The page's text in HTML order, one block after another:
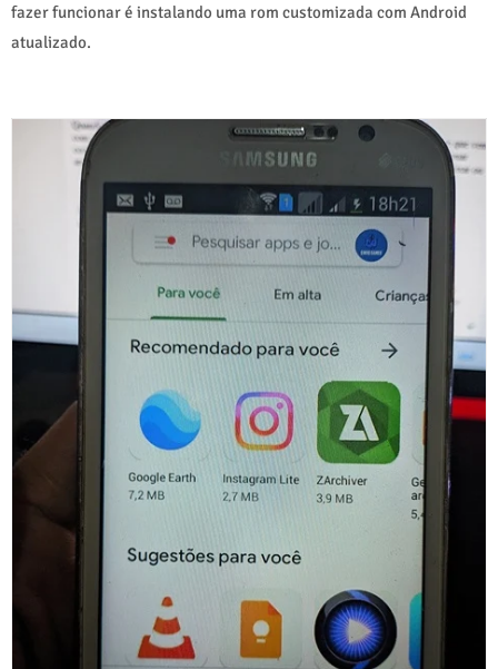
fazer funcionar é instalando uma rom customizada com Android
atualizado.